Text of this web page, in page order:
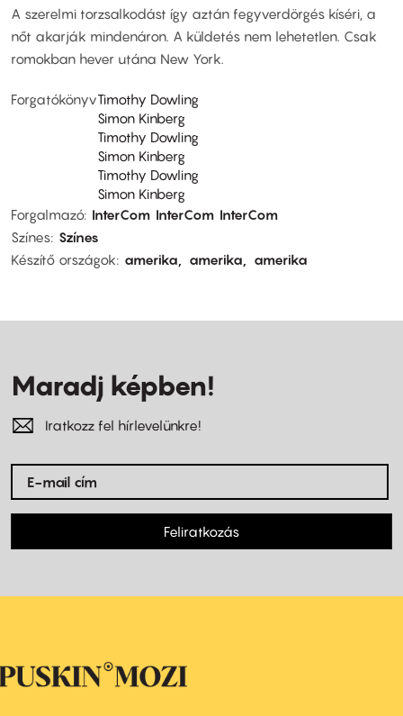
A szerelmi torzsalkodást így aztán fegyverdörgés kíséri, a
nőt akarják mindenáron. A küldetés nem lehetetlen. Csak
romokban hever utána New York.
ForgatókönyvTimothy Dowling
Simon Kinberg
Timothy Dowling
Simon Kinberg
Timothy Dowling
Simon Kinberg
Forgalmazó InterCom InterCom InterCom
Színes Színes
Készítő országok
amerika amerika amerika
Maradj képben!
Iratkozz fel hírlevelünkre!
Feliratkozás